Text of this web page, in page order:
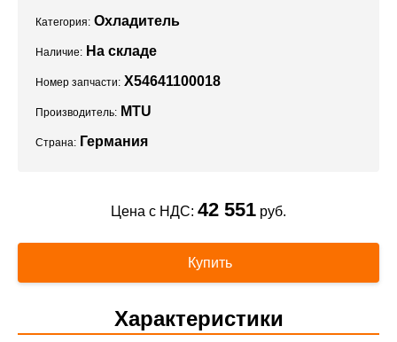
Категория: Охладитель
Наличие: На складе
Номер запчасти: X54641100018
Производитель: MTU
Страна: Германия
Цена с НДС: 42 551 руб.
Купить
Характеристики